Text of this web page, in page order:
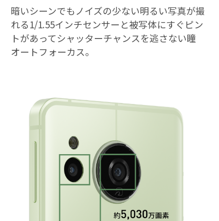
暗いシーンでもノイズの少ない明るい写真が撮
れる1/1.55インチセンサーと被写体にすぐピン
トがあってシャッターチャンスを逃さない瞳
オートフォーカス。